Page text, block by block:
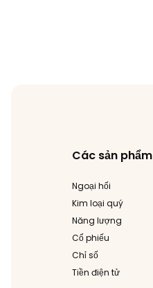
Các sản phẩm
Ngoại hối
Kim loại quý
Năng lượng
Cổ phiếu
Chỉ số
Tiền điện tử